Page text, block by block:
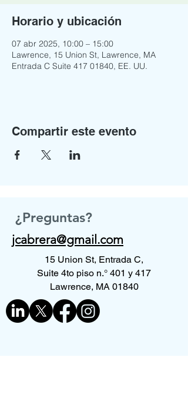
Horario y ubicación
07 abr 2025, 10:00 – 15:00
Lawrence, 15 Union St, Lawrence, MA
Entrada C Suite 417 01840, EE. UU.
Compartir este evento
¿Preguntas?
jcabrera@gmail.com
15 Union St, Entrada C,
Suite 4to piso n.° 401 y 417
Lawrence, MA 01840